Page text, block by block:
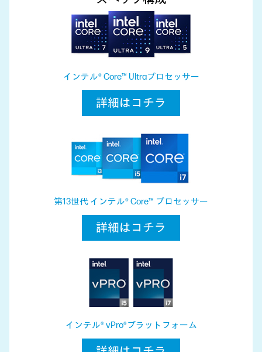
インテル® Core™ Ultraプロセッサー
詳細はコチラ
第13世代 インテル® Core™ プロセッサー
詳細はコチラ
インテル® vPro®プラットフォーム